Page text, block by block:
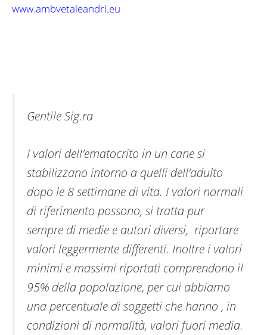
www.ambvetaleandri.eu
Gentile Sig.ra
I valori dell’ematocrito in un cane si
stabilizzano intorno a quelli dell’adulto
dopo le 8 settimane di vita. I valori normali
di riferimento possono, si tratta pur
sempre di medie e autori diversi, riportare
valori leggermente differenti. Inoltre i valori
minimi e massimi riportati comprendono il
95% della popolazione, per cui abbiamo
una percentuale di soggetti che hanno , in
condizioni di normalità, valori fuori media.